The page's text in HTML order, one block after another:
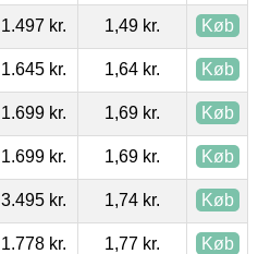
1.497 kr. 1,49 kr. Køb
1.645 kr. 1,64 kr. Køb
1.699 kr. 1,69 kr. Køb
1.699 kr. 1,69 kr. Køb
3.495 kr. 1,74 kr. Køb
1.778 kr. 1,77 kr. Køb